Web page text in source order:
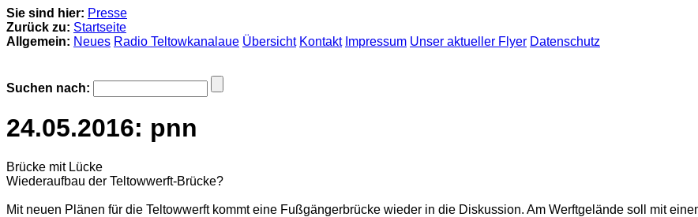
Sie sind hier: Presse
Zurück zu: Startseite
Allgemein: Neues Radio Teltowkanalaue Übersicht Kontakt Impressum Unser aktueller Flyer Datenschutz
Suchen nach:
24.05.2016: pnn
Brücke mit Lücke
Wiederaufbau der Teltowwerft-Brücke?
Mit neuen Plänen für die Teltowwerft kommt eine Fußgängerbrücke wieder in die Diskussion. Am Werftgelände soll mit